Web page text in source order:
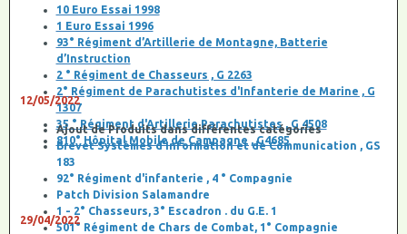
10 Euro Essai 1998
1 Euro Essai 1996
93° Régiment d’Artillerie de Montagne, Batterie
d’Instruction
2 ° Régiment de Chasseurs , G 2263
2° Régiment de Parachutistes d'Infanterie de Marine , G
1307
35 ° Régiment d'Artillerie Parachutistes , G 4508
810° Hôpital Mobile de Campagne , G4685
12/05/2022
Ajout de Produits dans différentes catégories
Brevet Systèmes d’Information et de Communication , GS
183
92° Régiment d'infanterie , 4 ° Compagnie
Patch Division Salamandre
1 - 2° Chasseurs, 3° Escadron . du G.E. 1
501° Régiment de Chars de Combat, 1° Compagnie
29/04/2022